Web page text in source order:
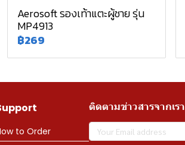
Aerosoft รองเท้าแตะผู้ชาย รุ่น
MP4913
฿269
to Order
ติดตามข่าวสารจากเรา